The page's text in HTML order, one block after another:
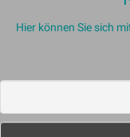
Hier können Sie sich